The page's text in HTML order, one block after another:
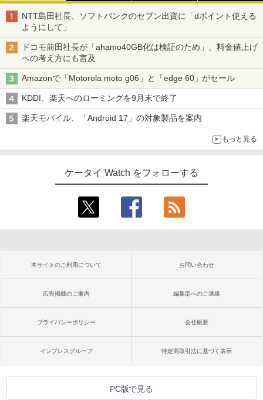
NTT島田社長、ソフトバンクのセブン出資に「dポイント使える
ようにして」
ドコモ前田社長が「ahamo40GB化は検証のため」、料金値上げ
への考え方にも言及
Amazonで「Motorola moto g06」と「edge 60」がセール
KDDI、楽天へのローミングを9月末で終了
楽天モバイル、「Android 17」の対象製品を案内
もっと見る
ケータイ Watch をフォローする
本サイトのご利用について お問い合わせ
広告掲載のご案内 編集部へのご連絡
プライバシーポリシー 会社概要
インプレスグループ 特定商取引法に基づく表示
PC版で見る